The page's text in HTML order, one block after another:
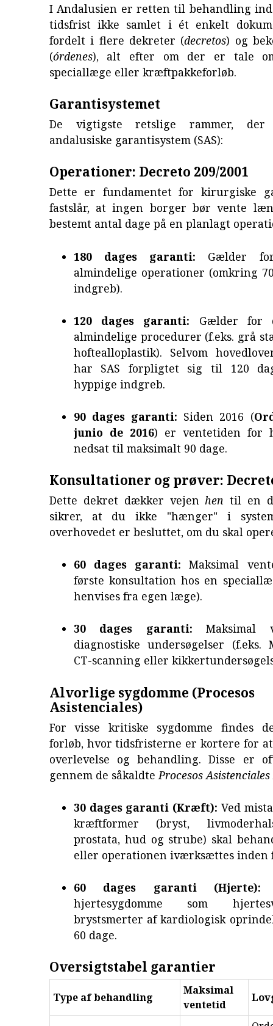
I Andalusien er retten til behandling
tidsfrist ikke samlet i ét enkelt
fordelt i flere dekreter (decretos) og
(órdenes), alt efter om der er tale
speciallæge eller kræftpakkeforløb.
Garantisystemet
De vigtigste retslige rammer,
andalusiske garantisystem (SAS):
Operationer: Decreto 209/2001
Dette er fundamentet for kirurgiske
fastslår, at ingen borger bør vente
bestemt antal dage på en planlagt
180 dages garanti: Gælder
almindelige operationer (omkring
indgreb).
120 dages garanti: Gælder for
almindelige procedurer (f.eks. grå
hoftealloplastik). Selvom
har SAS forpligtet sig til 120
hyppige indgreb.
90 dages garanti: Siden 2016 (
junio de 2016) er ventetiden for
nedsat til maksimalt 90 dage.
Konsultationer og prøver:
Dette dekret dækker vejenhen til en
sikrer, at du ikke "hænger" i
overhovedet er besluttet, om du skal
60 dages garanti: Maksimal
første konsultation hos en
henvises fra egen læge).
30 dages garanti: Maksimal
diagnostiske undersøgelser (f.eks.
CT-scanning eller
Alvorlige sygdomme (Procesos
Asistenciales)
For visse kritiske sygdomme findes
forløb, hvor tidsfristerne er kortere for
overlevelse og behandling. Disse er
gennem de såkaldte Procesos
30 dages garanti (Kræft): Ved
kræftformer (bryst,
prostata, hud og strube) skal
eller operationen iværksættes inden
60 dages garanti (Hjerte):
hjertesygdomme som
brystsmerter af kardiologisk
60 dage.
Oversigtstabel garantier
Type af behandling
Maksimal
ventetid